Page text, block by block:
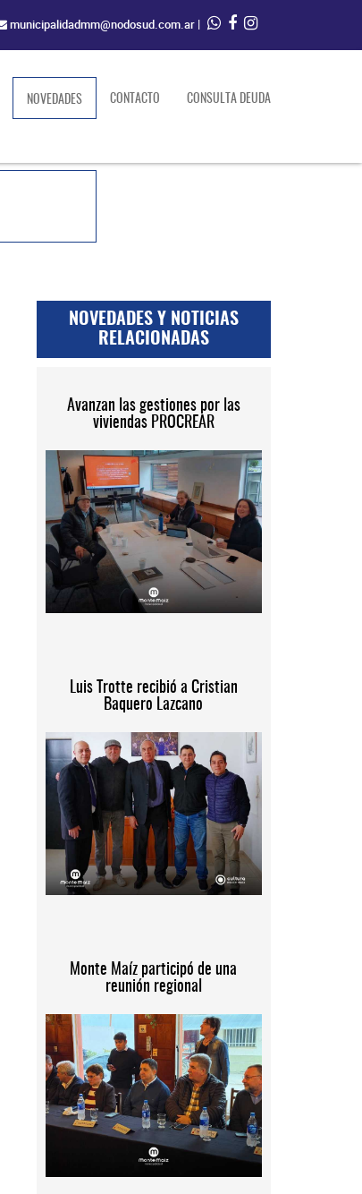
municipalidadmm@nodosud.com.ar |
NOVEDADES(current)CONTACTO CONSULTA DEUDA
NOVEDADES Y NOTICIAS
RELACIONADAS
Avanzan las gestiones por las
viviendas PROCREAR
Luis Trotte recibió a Cristian
Baquero Lazcano
Monte Maíz participó de una
reunión regional